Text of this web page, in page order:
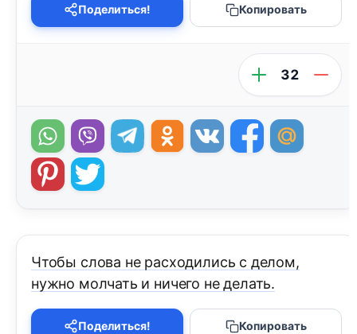
Поделиться! Копировать
32
Чтобы слова не расходились с делом,
нужно молчать и ничего не делать.
Поделиться! Копировать